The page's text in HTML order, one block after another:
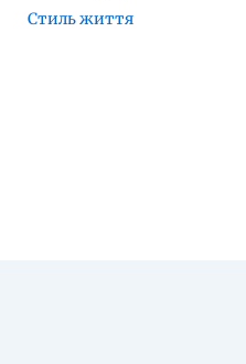
Стиль життя